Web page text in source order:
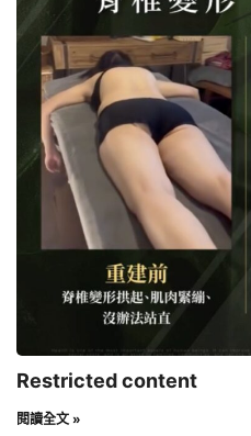
Restricted content
閱讀全文 »